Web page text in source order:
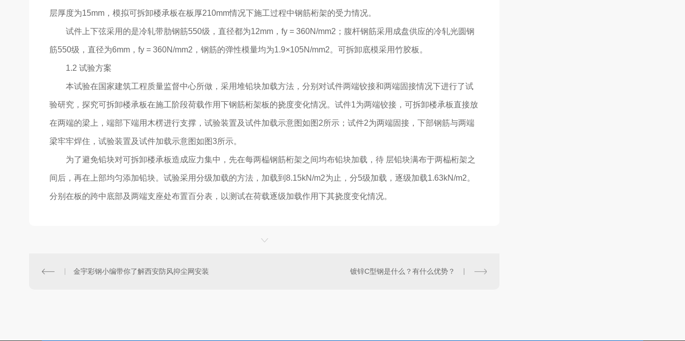
层厚度为15mm，模拟可拆卸楼承板在板厚210mm情况下施工过程中钢筋桁架的受力情况。
试件上下弦采用的是冷轧带肋钢筋550级，直径都为12mm，fy = 360N/mm2；腹杆钢筋采用成盘供应的冷轧光圆钢
筋550级，直径为6mm，fy = 360N/mm2，钢筋的弹性模量均为1.9×105N/mm2。可拆卸底模采用竹胶板。
1.2 试验方案
本试验在国家建筑工程质量监督中心所做，采用堆铅块加载方法，分别对试件两端铰接和两端固接情况下进行了试
验研究，探究可拆卸楼承板在施工阶段荷载作用下钢筋桁架板的挠度变化情况。试件1为两端铰接，可拆卸楼承板直接放
在两端的梁上，端部下端用木楞进行支撑，试验装置及试件加载示意图如图2所示；试件2为两端固接，下部钢筋与两端
梁牢牢焊住，试验装置及试件加载示意图如图3所示。
为了避免铅块对可拆卸楼承板造成应力集中，先在每两榀钢筋桁架之间均布铅块加载，待 层铅块满布于两榀桁架之
间后，再在上部均匀添加铅块。试验采用分级加载的方法，加载到8.15kN/m2为止，分5级加载，逐级加载1.63kN/m2。
分别在板的跨中底部及两端支座处布置百分表，以测试在荷载逐级加载作用下其挠度变化情况。
金宇彩钢小编带你了解西安防风抑尘网安装 镀锌C型钢是什么？有什么优势？